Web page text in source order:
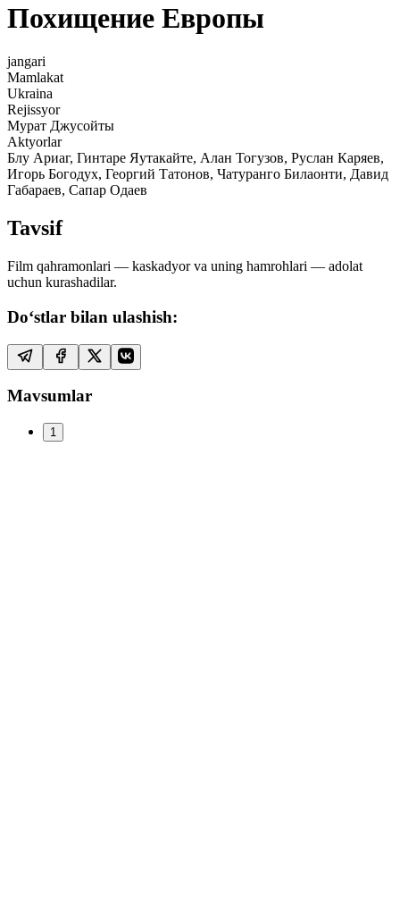
Похищение Европы
jangari
Mamlakat
Ukraina
Rejissyor
Мурат Джусойты
Aktyorlar
Блу Ариаг, Гинтаре Яутакайте, Алан Тогузов, Руслан Каряев,
Игорь Богодух, Георгий Татонов, Чатуранго Билаонти, Давид
Габараев, Сапар Одаев
Tavsif
Film qahramonlari — kaskadyor va uning hamrohlari — adolat
uchun kurashadilar.
Do‘stlar bilan ulashish:
Mavsumlar
1